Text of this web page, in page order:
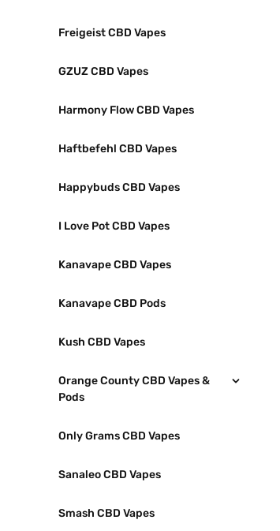
Freigeist CBD Vapes
GZUZ CBD Vapes
Harmony Flow CBD Vapes
Haftbefehl CBD Vapes
Happybuds CBD Vapes
I Love Pot CBD Vapes
Kanavape CBD Vapes
Kanavape CBD Pods
Kush CBD Vapes
Orange County CBD Vapes &
Pods
Only Grams CBD Vapes
Sanaleo CBD Vapes
Smash CBD Vapes